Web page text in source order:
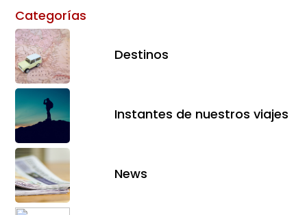
Categorías
Destinos
Instantes de nuestros viajes
News